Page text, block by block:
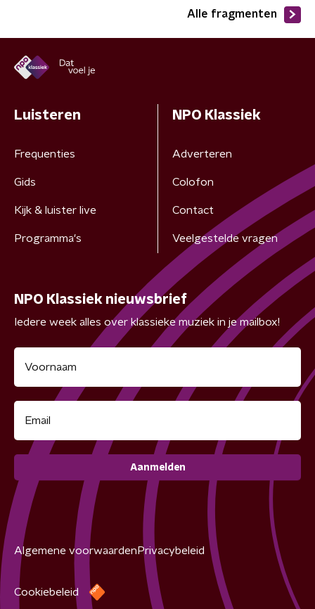
Alle fragmenten
Luisteren
Frequenties
Gids
Kijk & luister live
Programma's
NPO Klassiek
Adverteren
Colofon
Contact
Veelgestelde vragen
NPO Klassiek nieuwsbrief
Iedere week alles over klassieke muziek in je mailbox!
Aanmelden
Algemene voorwaarden Privacybeleid
Cookiebeleid